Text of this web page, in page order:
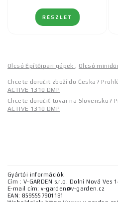
RÉSZLET
Olcsó Építőipari gépek, Olcsó
Chcete doručit zboží do Česka?
ACTIVE 1310 DMP
Chcete doručiť tovar na Slovensko?
ACTIVE 1310 DMP
Gyártói információk
Cím : V-GARDEN s.r.o. Dolní Nová Ves
E-mail cím: v-garden@v-garden.cz
EAN: 8595557901181